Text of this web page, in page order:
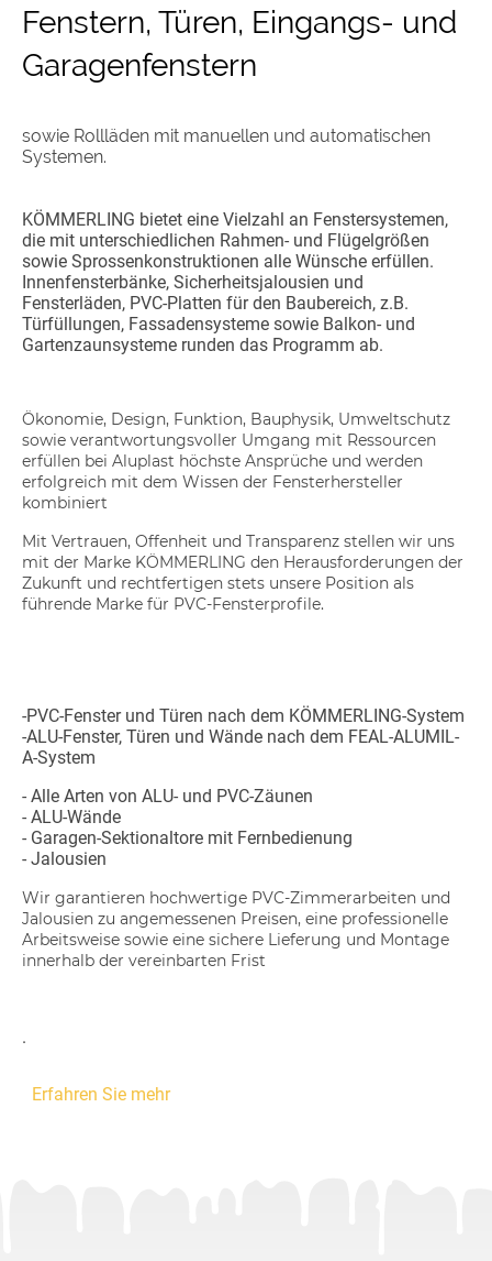
Fenstern, Türen, Eingangs- und
Garagenfenstern
sowie Rollläden mit manuellen und automatischen
Systemen.
KÖMMERLING bietet eine Vielzahl an Fenstersystemen,
die mit unterschiedlichen Rahmen- und Flügelgrößen
sowie Sprossenkonstruktionen alle Wünsche erfüllen.
Innenfensterbänke, Sicherheitsjalousien und
Fensterläden, PVC-Platten für den Baubereich, z.B.
Türfüllungen, Fassadensysteme sowie Balkon- und
Gartenzaunsysteme runden das Programm ab.
Ökonomie, Design, Funktion, Bauphysik, Umweltschutz
sowie verantwortungsvoller Umgang mit Ressourcen
erfüllen bei Aluplast höchste Ansprüche und werden
erfolgreich mit dem Wissen der Fensterhersteller
kombiniert
Mit Vertrauen, Offenheit und Transparenz stellen wir uns
mit der Marke KÖMMERLING den Herausforderungen der
Zukunft und rechtfertigen stets unsere Position als
führende Marke für PVC-Fensterprofile.
-PVC-Fenster und Türen nach dem KÖMMERLING-System
-ALU-Fenster, Türen und Wände nach dem FEAL-ALUMIL-
A-System
- Alle Arten von ALU- und PVC-Zäunen
- ALU-Wände
- Garagen-Sektionaltore mit Fernbedienung
- Jalousien
Wir garantieren hochwertige PVC-Zimmerarbeiten und
Jalousien zu angemessenen Preisen, eine professionelle
Arbeitsweise sowie eine sichere Lieferung und Montage
innerhalb der vereinbarten Frist
.
Erfahren Sie mehr